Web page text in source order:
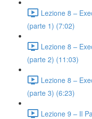
Lezione 8 –
(parte 1) (7:02)
Lezione 8 –
(parte 2) (11:03)
Lezione 8 –
(parte 3) (6:23)
Lezione 9 – Il